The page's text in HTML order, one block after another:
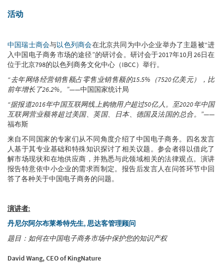
活动
中国瑞士商会与以色列商会在北京共同为中小企业举办了主题被“进
入中国电子商务市场的途径”的研讨会。研讨会于2017年10月26日在
位于北京798的以色列商务文化中心（IBCC）举行。
“去年网络经营销售额占零售业销售额的15.5%（7520亿美元），比
前年增长了26.2%。”——中国国家统计局
“据报道2016年中国互联网线上购物用户超过50亿人。至2020年中国
互联网营业额将超过美国、英国、日本、德国及法国的总合。”——
福布斯
来自不同国家的专家们从不同角度介绍了中国电子商务。四名发言
人基于其专业基础和特殊知识探讨了相关议题。参会者得以借此了
解市场现状和在地供应商，并熟悉与此领域相关的法律观点。演讲
报告特意依中小企业的需求而制定。报告后发言人在问答环节中回
答了各种关于中国电子商务的问题。
演讲者:
丹尼尔阿尔布莱希特先生, 思达客管理顾问
题目：如何在中国电子商务市场中保护您的知识产权
David Wang, CEO of KingNature